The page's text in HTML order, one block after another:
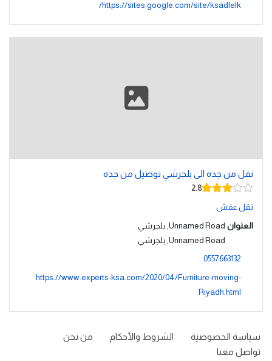
https://sites.google.com/site/ksadlelk/
نقل من جده الى بلجرشي توصيل من جده
2.8
نقل عفش
العنوان Unnamed Road, بلجرشي
Unnamed Road, بلجرشي
0557663132
https://www.experts-ksa.com/2020/04/Furniture-moving-
Riyadh.html
سياسة الخصوصية الشروط والأحكام
من نحن
تواصل معنا